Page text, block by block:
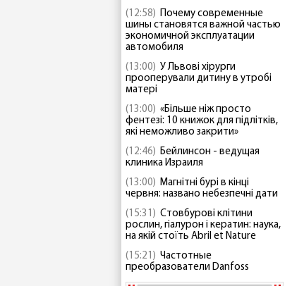
(12:58) Почему современные
шины становятся важной частью
экономичной эксплуатации
автомобиля
(13:00) У Львові хірурги
прооперували дитину в утробі
матері
(13:00) «Більше ніж просто
фентезі: 10 книжок для підлітків,
які неможливо закрити»
(12:46) Бейлинсон - ведущая
клиника Израиля
(13:00) Магнітні бурі в кінці
червня: названо небезпечні дати
(15:31) Стовбурові клітини
рослин, гіалурон і кератин: наука,
на якій стоїть Abril et Nature
(15:21) Частотные
преобразователи Danfoss